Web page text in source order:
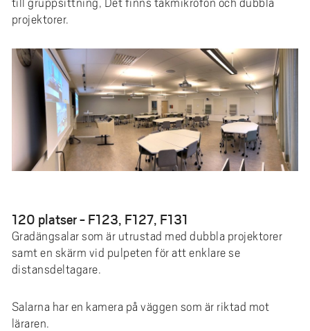
projektorer.
120 platser - F123, F127, F131
Gradängsalar som är utrustad med dubbla projektorer
samt en skärm vid pulpeten för att enklare se
distansdeltagare.
Salarna har en kamera på väggen som är riktad mot
läraren.